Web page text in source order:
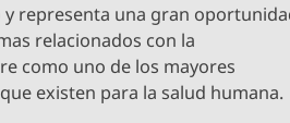
y representa una gran
relacionados con la
como uno de los mayores
existen para la salud humana.